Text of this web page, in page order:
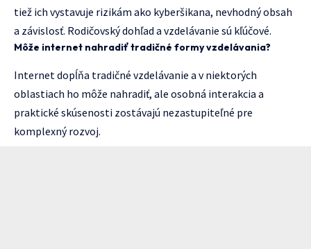
tiež ich vystavuje rizikám ako kyberšikana, nevhodný obsah
a závislosť. Rodičovský dohľad a vzdelávanie sú kľúčové.
Môže internet nahradiť tradičné formy vzdelávania?
Internet dopĺňa tradičné vzdelávanie a v niektorých
oblastiach ho môže nahradiť, ale osobná interakcia a
praktické skúsenosti zostávajú nezastupiteľné pre
komplexný rozvoj.